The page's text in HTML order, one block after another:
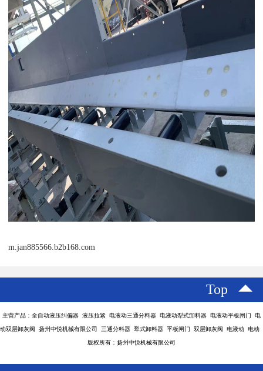
m.jan885566.b2b168.com
Top
主营产品：全自动液压纠偏器 液压拉紧 电液动三通分料器 电液动犁式卸料器 电液动平板闸门 电
动双层卸灰阀 扬州中悦机械有限公司 三通分料器 犁式卸料器 平板闸门 双层卸灰阀 电液动 电动
版权所有：扬州中悦机械有限公司